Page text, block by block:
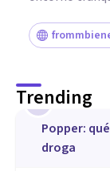
Trending
1
Popper:
droga